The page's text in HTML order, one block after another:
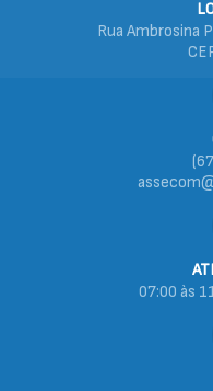
Rua Ambrosina
07:00 às